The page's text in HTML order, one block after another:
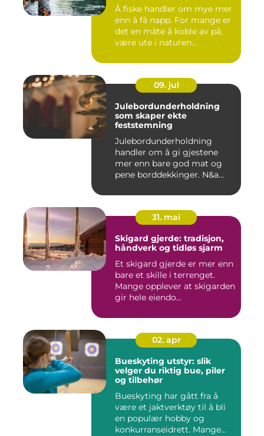
Å fiske handler om mye mer
enn å få napp. For mange er
det en måte å koble av på,
være ute i naturen...
09. jul
Julebordunderholdning
som skaper ekte
feststemning
Julebordunderholdning
handler om å gi gjestene
mer enn bare god mat og
pene borddekkinger. N&a...
31. mai
Skigard gjerde: tradisjon,
håndverk og tidløs sjarm
Et skigard gjerde er mer enn
bare et skille i terrenget.
Mange opplever at skigarden
gir hele eiendo...
02. apr
Bueskyting utstyr: slik
velger du riktig bue, piler
og tilbehør
Bueskyting har gått fra å
være et jaktverktøy til å bli
en populær hobby og
konkurranseidrett. Mange...